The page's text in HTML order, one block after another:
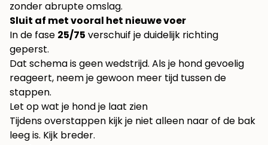
zonder abrupte omslag.
Sluit af met vooral het nieuwe voer
In de fase 25/75 verschuif je duidelijk richting
geperst.
Dat schema is geen wedstrijd. Als je hond gevoelig
reageert, neem je gewoon meer tijd tussen de
stappen.
Let op wat je hond je laat zien
Tijdens overstappen kijk je niet alleen naar of de bak
leeg is. Kijk breder.